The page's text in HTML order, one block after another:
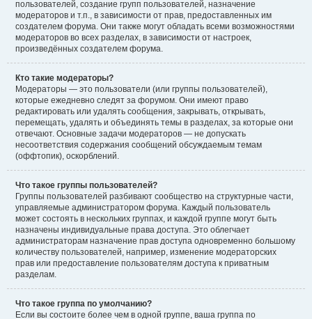
пользователей, создание групп пользователей, назначение
модераторов и т.п., в зависимости от прав, предоставленных им
создателем форума. Они также могут обладать всеми возможностями
модераторов во всех разделах, в зависимости от настроек,
произведённых создателем форума.
Кто такие модераторы?
Модераторы — это пользователи (или группы пользователей),
которые ежедневно следят за форумом. Они имеют право
редактировать или удалять сообщения, закрывать, открывать,
перемещать, удалять и объединять темы в разделах, за которые они
отвечают. Основные задачи модераторов — не допускать
несоответствия содержания сообщений обсуждаемым темам
(оффтопик), оскорблений.
Что такое группы пользователей?
Группы пользователей разбивают сообщество на структурные части,
управляемые администратором форума. Каждый пользователь
может состоять в нескольких группах, и каждой группе могут быть
назначены индивидуальные права доступа. Это облегчает
администраторам назначение прав доступа одновременно большому
количеству пользователей, например, изменение модераторских
прав или предоставление пользователям доступа к приватным
разделам.
Что такое группа по умолчанию?
Если вы состоите более чем в одной группе, ваша группа по